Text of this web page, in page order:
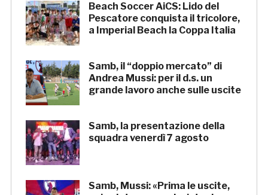
Beach Soccer AiCS: Lido del
Pescatore conquista il tricolore,
a Imperial Beach la Coppa Italia
Samb, il “doppio mercato” di
Andrea Mussi: per il d.s. un
grande lavoro anche sulle uscite
Samb, la presentazione della
squadra venerdì 7 agosto
Samb, Mussi: «Prima le uscite,